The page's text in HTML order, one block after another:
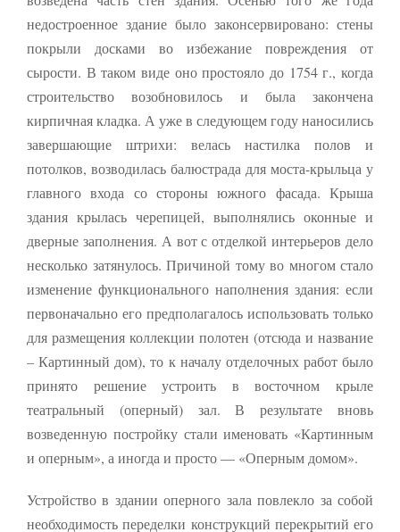
недостроенное здание было законсервировано: стены
покрыли досками во избежание повреждения от
сырости. В таком виде оно простояло до 1754 г., когда
строительство возобновилось и была закончена
кирпичная кладка. А уже в следующем году наносились
завершающие штрихи: велась настилка полов и
потолков, возводилась балюстрада для моста-крыльца у
главного входа со стороны южного фасада. Крыша
здания крылась черепицей, выполнялись оконные и
дверные заполнения. А вот с отделкой интерьеров дело
несколько затянулось. Причиной тому во многом стало
изменение функционального наполнения здания: если
первоначально его предполагалось использовать только
для размещения коллекции полотен (отсюда и название
– Картинный дом), то к началу отделочных работ было
принято решение устроить в восточном крыле
театральный (оперный) зал. В результате вновь
возведенную постройку стали именовать «Картинным
и оперным», а иногда и просто — «Оперным домом».
Устройство в здании оперного зала повлекло за собой
необходимость переделки конструкций перекрытий его